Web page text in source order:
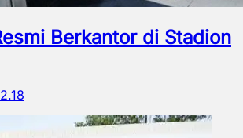
Berkantor di Stadion